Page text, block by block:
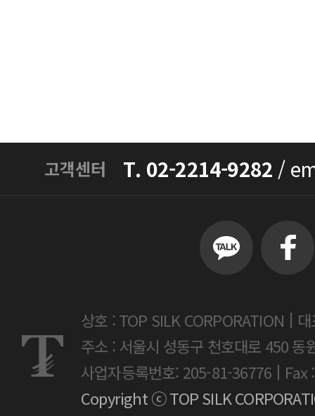
고객센터 T. 02-2214-9282 /
상호 : TOP SILK CORPORATION |
주소 : 서울시 성동구 천호대로 450 동
사업자등록번호: 205-81-36776 | Fax
Copyright ⓒ TOP SILK